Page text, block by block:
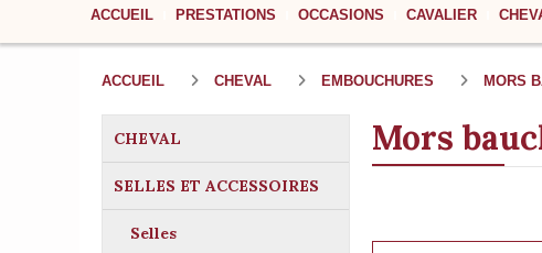
ACCUEIL PRESTATIONS OCCASIONS CAVALIER
CHEVAL
SELLES ET ACCESSOIRES
Selles
ACCUEIL CHEVAL EMBOUCHURES MORS
Mors